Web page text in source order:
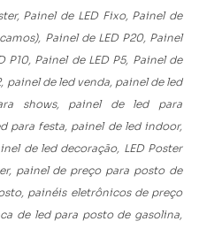
Painel de LED Fixo, Painel de
Painel de LED P20, Painel
P10, Painel de LED P5, Painel de
painel de led venda, painel de led
shows, painel de led para
para festa, painel de led indoor,
de led decoração, LED Poster
painel de preço para posto de
painéis eletrônicos de preço
de led para posto de gasolina,